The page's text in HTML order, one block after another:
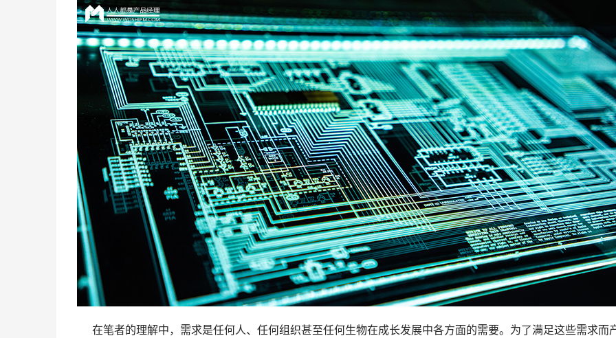
在笔者的理解中，需求是任何人、任何组织甚至任何生物在成长发展中各方面的需要。为了满足这些需求而